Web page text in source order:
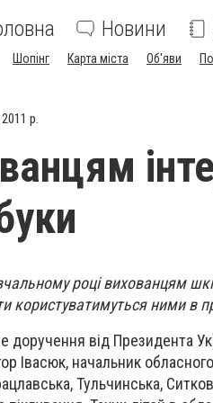
Новини
Шопінг Карта міста Об'яви
р.
році вихованцям
користуватимуться ними в
доручення від Президента
Івасюк, начальник
Тульчинська,